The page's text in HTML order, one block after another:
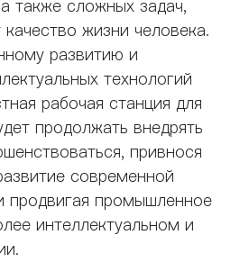
также сложных задач,
жизни человека.
развитию и
технологий
рабочая станция для
продолжать внедрять
привнося
современной
продвигая промышленное
интеллектуальном и